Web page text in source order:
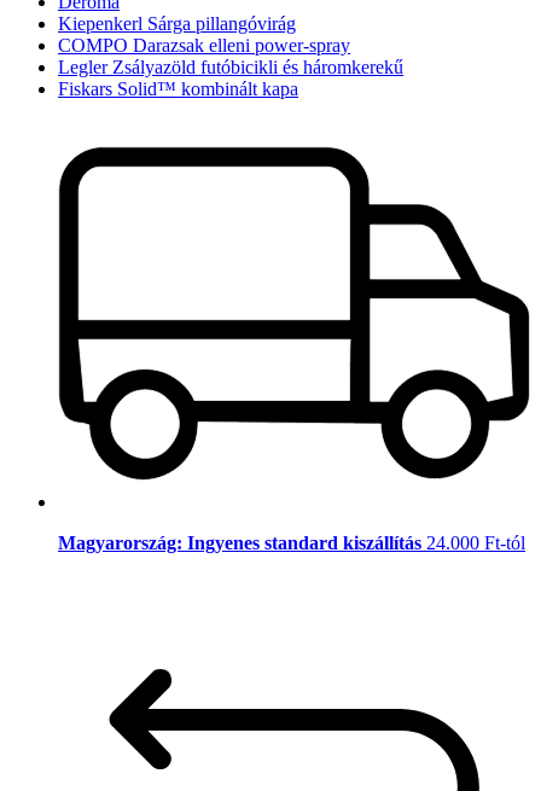
Kiepenkerl Sárga pillangóvirág
COMPO Darazsak elleni power-spray
Legler Zsályazöld futóbicikli és háromkerekű
Fiskars Solid™ kombinált kapa
Magyarország: Ingyenes standard kiszállítás 24.000 Ft-tól